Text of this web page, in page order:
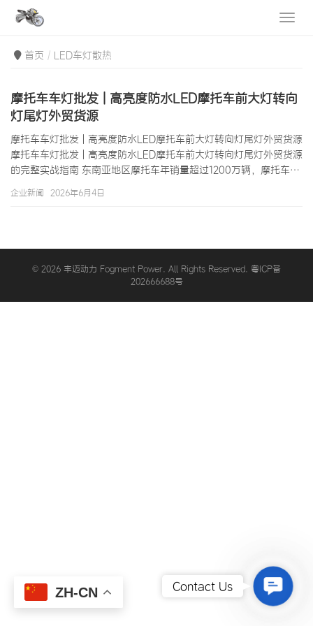
首页 LED车灯散热
摩托车车灯批发 | 高亮度防水LED摩托车前大灯转向
灯尾灯外贸货源
摩托车车灯批发 | 高亮度防水LED摩托车前大灯转向灯尾灯外贸货源
摩托车车灯批发 | 高亮度防水LED摩托车前大灯转向灯尾灯外贸货源
的完整实战指南 东南亚地区摩托车年销量超过1200万辆，摩托车后
律宾等主要市场，摩托车灯具不仅是保障骑行安全的基础配件，更
灯具更高的发光效率、更长的使用寿命和更丰富的造型设计，使其
企业新闻 2026年6月4日
© 2026 丰迈动力 Fogment Power. All Rights Reserved. 粤ICP备
202666688号
ZH-CN Contact Us